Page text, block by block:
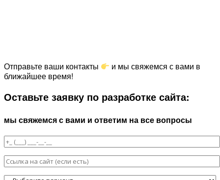
Отправьте ваши контакты
и мы свяжемся с вами в
ближайшее время!
Оставьте заявку по разработке сайта:
мы свяжемся с вами и ответим на все вопросы